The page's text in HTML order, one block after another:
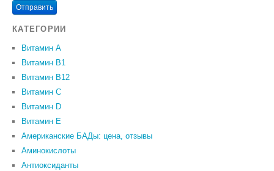
Отправить
КАТЕГОРИИ
Витамин A
Витамин B1
Витамин B12
Витамин C
Витамин D
Витамин Е
Американские БАДы: цена, отзывы
Аминокислоты
Антиоксиданты